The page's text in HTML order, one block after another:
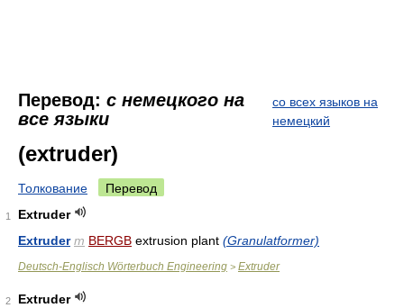
Перевод: с немецкого на
все языки
со всех языков на
немецкий
(extruder)
Толкование Перевод
1
Extruder
Extruder m BERGB extrusion plant (Granulatformer)
Deutsch-Englisch Wörterbuch Engineering > Extruder
2
Extruder